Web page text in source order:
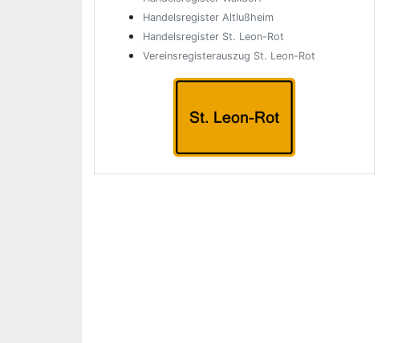
Handelsregister Altlußheim
Handelsregister St. Leon-Rot
Vereinsregisterauszug St. Leon-Rot